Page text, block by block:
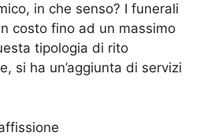
in che senso? I funerali
costo fino ad un massimo
tipologia di rito
si ha un’aggiunta di servizi